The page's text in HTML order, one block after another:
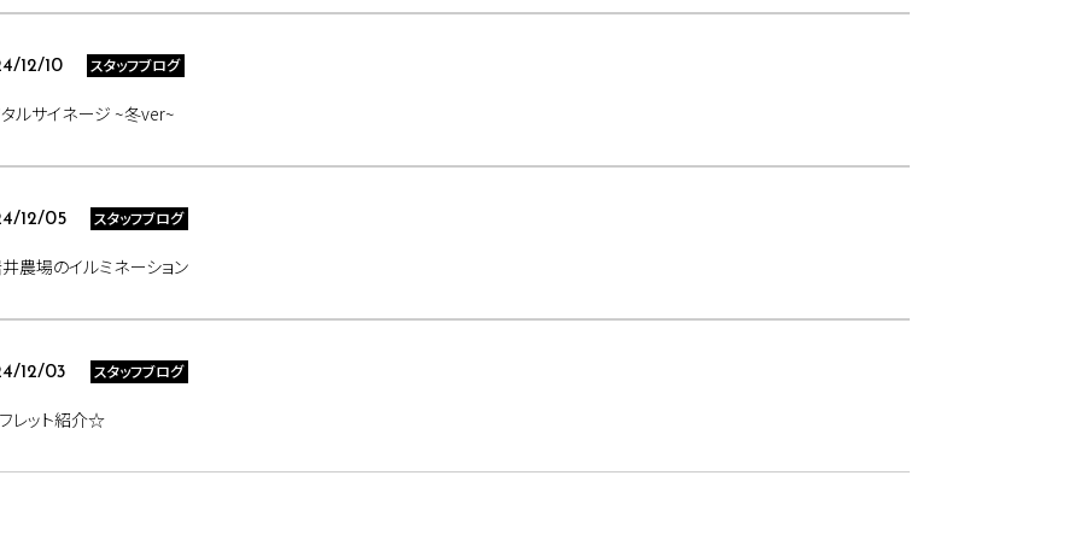
12/10 スタッフブログ
ルサイネージ ~冬ver~
12/05 スタッフブログ
農場のイルミネーション
12/03 スタッフブログ
レット紹介☆